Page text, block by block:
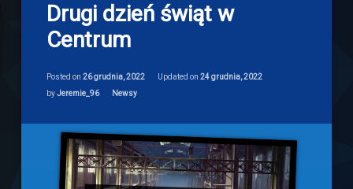
Download
Drugi dzień świąt w
Centrum
Posted on26 grudnia, 2022 Updated on24 grudnia, 2022
byJeremie_96 Categories:
Newsy